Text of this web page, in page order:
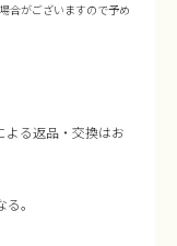
合がございますので予め
よる返品・交換はお
。